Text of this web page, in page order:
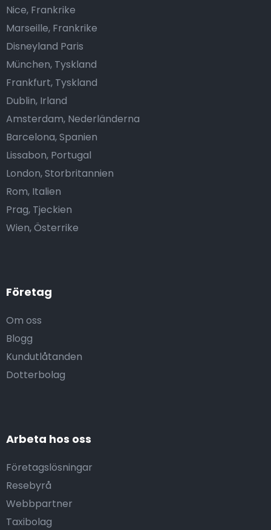
Företag
Om oss
Blogg
Kundutlåtanden
Dotterbolag
Arbeta hos oss
Företagslösningar
Resebyrå
Webbpartner
Taxibolag
Nice, Frankrike
Marseille, Frankrike
Disneyland Paris
München, Tyskland
Frankfurt, Tyskland
Dublin, Irland
Amsterdam, Nederländerna
Barcelona, Spanien
Lissabon, Portugal
London, Storbritannien
Rom, Italien
Prag, Tjeckien
Wien, Österrike